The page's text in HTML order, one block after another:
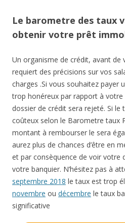
Le barometre des taux
obtenir votre prêt
Un organisme de crédit, avant de
requiert des précisions sur vos
charges .Si vous souhaitez payer
trop honéreux par rapport à
dossier de crédit sera rejeté. Si
coûteux selon le Barometre taux
montant à rembourser le sera
aurez plus de chances d’être en
et par consèquence de voir votre
votre banquier. N’hésitez pas à
septembre 2018 le taux est trop
novembre ou décembre le taux
significative